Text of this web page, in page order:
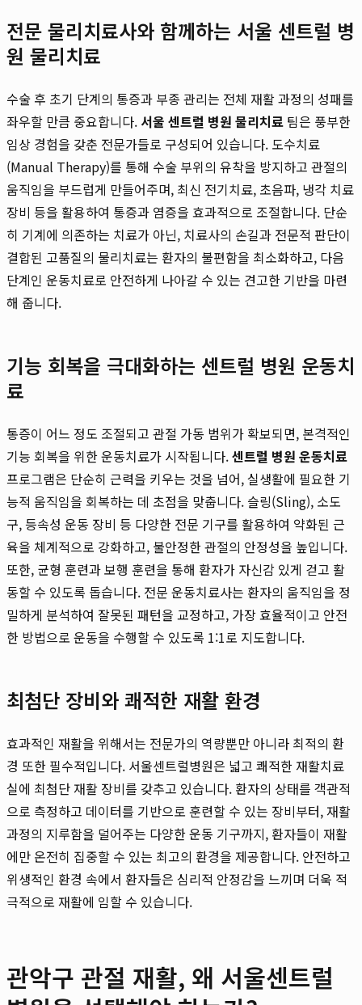
전문 물리치료사와 함께하는 서울 센트럴 병
원 물리치료
수술 후 초기 단계의 통증과 부종 관리는 전체 재활 과정의 성패를
좌우할 만큼 중요합니다. 서울 센트럴 병원 물리치료 팀은 풍부한
임상 경험을 갖춘 전문가들로 구성되어 있습니다. 도수치료
(Manual Therapy)를 통해 수술 부위의 유착을 방지하고 관절의
움직임을 부드럽게 만들어주며, 최신 전기치료, 초음파, 냉각 치료
장비 등을 활용하여 통증과 염증을 효과적으로 조절합니다. 단순
히 기계에 의존하는 치료가 아닌, 치료사의 손길과 전문적 판단이
결합된 고품질의 물리치료는 환자의 불편함을 최소화하고, 다음
단계인 운동치료로 안전하게 나아갈 수 있는 견고한 기반을 마련
해 줍니다.
기능 회복을 극대화하는 센트럴 병원 운동치
료
통증이 어느 정도 조절되고 관절 가동 범위가 확보되면, 본격적인
기능 회복을 위한 운동치료가 시작됩니다.센트럴 병원 운동치료
프로그램은 단순히 근력을 키우는 것을 넘어, 실생활에 필요한 기
능적 움직임을 회복하는 데 초점을 맞춥니다. 슬링(Sling), 소도
구, 등속성 운동 장비 등 다양한 전문 기구를 활용하여 약화된 근
육을 체계적으로 강화하고, 불안정한 관절의 안정성을 높입니다.
또한, 균형 훈련과 보행 훈련을 통해 환자가 자신감 있게 걷고 활
동할 수 있도록 돕습니다. 전문 운동치료사는 환자의 움직임을 정
밀하게 분석하여 잘못된 패턴을 교정하고, 가장 효율적이고 안전
한 방법으로 운동을 수행할 수 있도록 1:1로 지도합니다.
최첨단 장비와 쾌적한 재활 환경
효과적인 재활을 위해서는 전문가의 역량뿐만 아니라 최적의 환
경 또한 필수적입니다. 서울센트럴병원은 넓고 쾌적한 재활치료
실에 최첨단 재활 장비를 갖추고 있습니다. 환자의 상태를 객관적
으로 측정하고 데이터를 기반으로 훈련할 수 있는 장비부터, 재활
과정의 지루함을 덜어주는 다양한 운동 기구까지, 환자들이 재활
에만 온전히 집중할 수 있는 최고의 환경을 제공합니다. 안전하고
위생적인 환경 속에서 환자들은 심리적 안정감을 느끼며 더욱 적
극적으로 재활에 임할 수 있습니다.
관악구 관절 재활, 왜 서울센트럴